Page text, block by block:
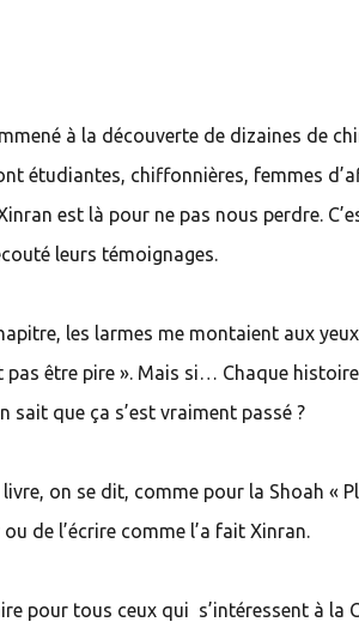
à la découverte de dizaines de
étudiantes, chiffonnières, femmes
est là pour ne pas nous perdre.
leurs témoignages.
les larmes me montaient aux
pas être pire ». Mais si… Chaque
sait que ça s’est vraiment passé ?
on se dit, comme pour la Shoah «
ou de l’écrire comme l’a fait Xinran.
pour tous ceux qui s’intéressent à la